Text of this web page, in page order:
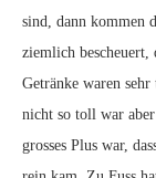
sind, dann kommen
ziemlich bescheuert,
Getränke waren
nicht so toll war
grosses Plus war,